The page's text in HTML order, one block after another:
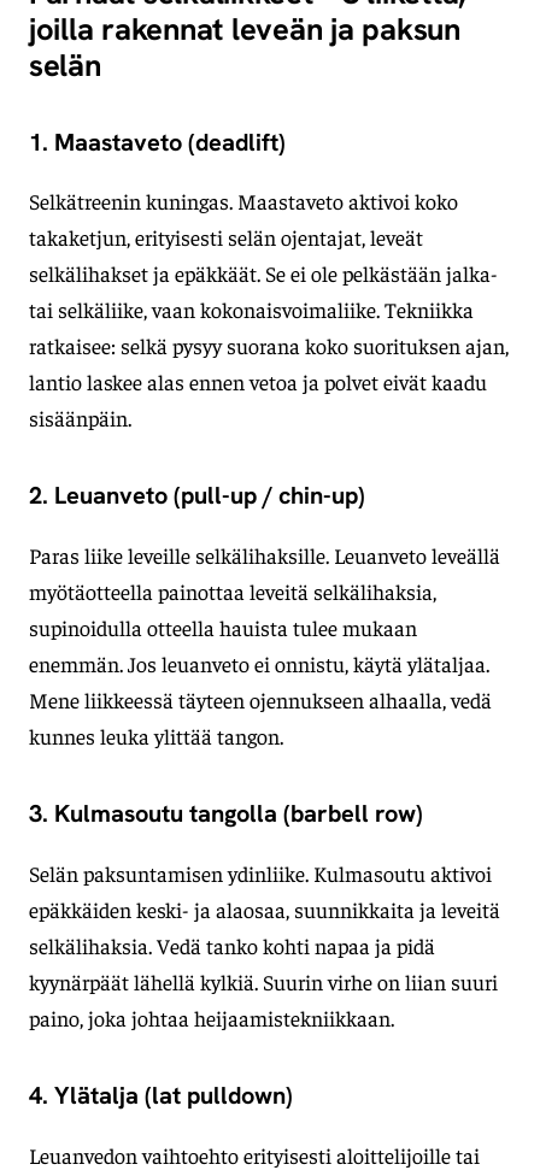
joilla rakennat leveän ja paksun
selän
1. Maastaveto (deadlift)
Selkätreenin kuningas. Maastaveto aktivoi koko
takaketjun, erityisesti selän ojentajat, leveät
selkälihakset ja epäkkäät. Se ei ole pelkästään jalka-
tai selkäliike, vaan kokonaisvoimaliike. Tekniikka
ratkaisee: selkä pysyy suorana koko suorituksen ajan,
lantio laskee alas ennen vetoa ja polvet eivät kaadu
sisäänpäin.
2. Leuanveto (pull-up / chin-up)
Paras liike leveille selkälihaksille. Leuanveto leveällä
myötäotteella painottaa leveitä selkälihaksia,
supinoidulla otteella hauista tulee mukaan
enemmän. Jos leuanveto ei onnistu, käytä ylätaljaa.
Mene liikkeessä täyteen ojennukseen alhaalla, vedä
kunnes leuka ylittää tangon.
3. Kulmasoutu tangolla (barbell row)
Selän paksuntamisen ydinliike. Kulmasoutu aktivoi
epäkkäiden keski- ja alaosaa, suunnikkaita ja leveitä
selkälihaksia. Vedä tanko kohti napaa ja pidä
kyynärpäät lähellä kylkiä. Suurin virhe on liian suuri
paino, joka johtaa heijaamistekniikkaan.
4. Ylätalja (lat pulldown)
Leuanvedon vaihtoehto erityisesti aloittelijoille tai